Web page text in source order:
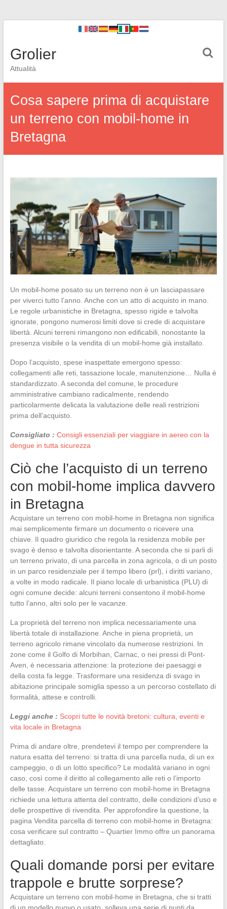
Grolier
Attualità
Cosa sapere prima di acquistare
un terreno con mobil-home in
Bretagna
Un mobil-home posato su un terreno non è un lasciapassare
per viverci tutto l’anno. Anche con un atto di acquisto in mano.
Le regole urbanistiche in Bretagna, spesso rigide e talvolta
ignorate, pongono numerosi limiti dove si crede di acquistare
libertà. Alcuni terreni rimangono non edificabili, nonostante la
presenza visibile o la vendita di un mobil-home già installato.
Dopo l’acquisto, spese inaspettate emergono spesso:
collegamenti alle reti, tassazione locale, manutenzione… Nulla è
standardizzato. A seconda del comune, le procedure
amministrative cambiano radicalmente, rendendo
particolarmente delicata la valutazione delle reali restrizioni
prima dell’acquisto.
Consigliato : Consigli essenziali per viaggiare in aereo con la
dengue in tutta sicurezza
Ciò che l’acquisto di un terreno
con mobil-home implica davvero
in Bretagna
Acquistare un terreno con mobil-home in Bretagna non significa
mai semplicemente firmare un documento o ricevere una
chiave. Il quadro giuridico che regola la residenza mobile per
svago è denso e talvolta disorientante. A seconda che si parli di
un terreno privato, di una parcella in zona agricola, o di un posto
in un parco residenziale per il tempo libero (prl), i diritti variano,
a volte in modo radicale. Il piano locale di urbanistica (PLU) di
ogni comune decide: alcuni terreni consentono il mobil-home
tutto l’anno, altri solo per le vacanze.
La proprietà del terreno non implica necessariamente una
libertà totale di installazione. Anche in piena proprietà, un
terreno agricolo rimane vincolato da numerose restrizioni. In
zone come il Golfo di Morbihan, Carnac, o nei pressi di Pont-
Aven, è necessaria attenzione: la protezione dei paesaggi e
della costa fa legge. Trasformare una residenza di svago in
abitazione principale somiglia spesso a un percorso costellato di
formalità, attese e controlli.
Leggi anche : Scopri tutte le novità bretoni: cultura, eventi e
vita locale in Bretagna
Prima di andare oltre, prendetevi il tempo per comprendere la
natura esatta del terreno: si tratta di una parcella nuda, di un ex
campeggio, o di un lotto specifico? Le modalità variano in ogni
caso, così come il diritto al collegamento alle reti o l’importo
delle tasse. Acquistare un terreno con mobil-home in Bretagna
richiede una lettura attenta del contratto, delle condizioni d’uso e
delle prospettive di rivendita. Per approfondire la questione, la
pagina Vendita parcella di terreno con mobil-home in Bretagna:
cosa verificare sul contratto – Quartier Immo offre un panorama
dettagliato.
Quali domande porsi per evitare
trappole e brutte sorprese?
Acquistare un terreno con mobil-home in Bretagna, che si tratti